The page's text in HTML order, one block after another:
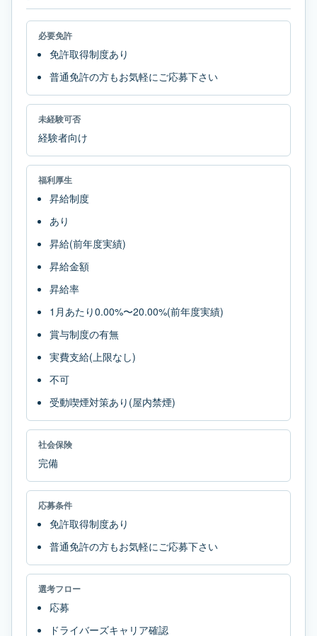
必要免許
免許取得制度あり
普通免許の方もお気軽にご応募下さい
未経験可否
経験者向け
福利厚生
昇給制度
あり
昇給(前年度実績)
昇給金額
昇給率
1月あたり0.00%〜20.00%(前年度実績)
賞与制度の有無
実費支給(上限なし)
不可
受動喫煙対策あり(屋内禁煙)
社会保険
完備
応募条件
免許取得制度あり
普通免許の方もお気軽にご応募下さい
選考フロー
応募
ドライバーズキャリア確認